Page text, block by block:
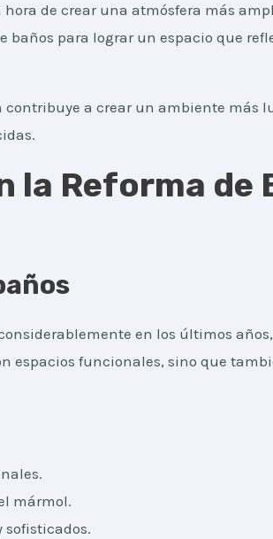
de crear una atmósfera más
para lograr un espacio que
a crear un ambiente más
la Reforma de
en los últimos
espacios funcionales, sino que
mármol.
sofisticados.